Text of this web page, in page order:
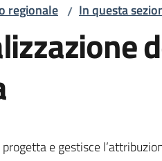
regionale / In questa
e gestisce